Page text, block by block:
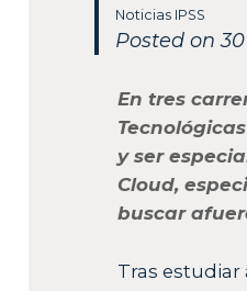
Noticias IPSS
Posted on
En tres
y ser
Cloud,
buscar
Tras